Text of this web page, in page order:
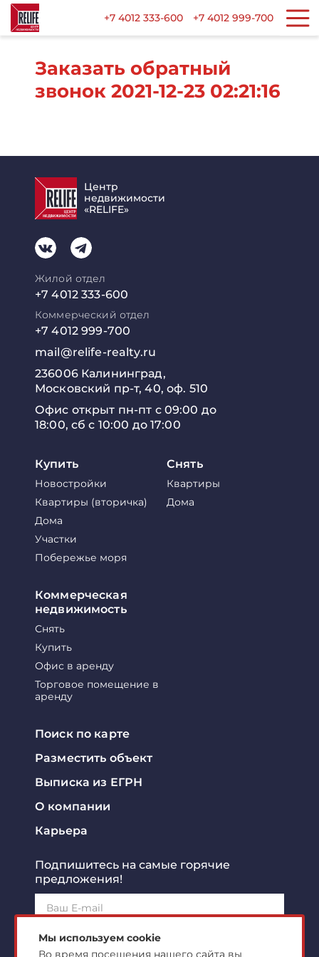
+7 4012 333-600 +7 4012 999-700
Заказать обратный
звонок 2021-12-23 02:21:16
Центр
недвижимости
«RELIFE»
Жилой отдел
+7 4012 333-600
Коммерческий отдел
+7 4012 999-700
mail@relife-realty.ru
236006 Калининград,
Московский пр-т, 40, оф. 510
Офис открыт пн-пт с 09:00 до
18:00, сб с 10:00 до 17:00
Купить
Новостройки
Квартиры (вторичка)
Дома
Участки
Побережье моря
Снять
Квартиры
Дома
Коммерческая
недвижимость
Снять
Купить
Офис в аренду
Торговое помещение в
аренду
Поиск по карте
Разместить объект
Выписка из ЕГРН
О компании
Карьера
Подпишитесь на самые горячие
предложения!
Подписаться!
Мы используем cookie
Во время посещения нашего сайта вы